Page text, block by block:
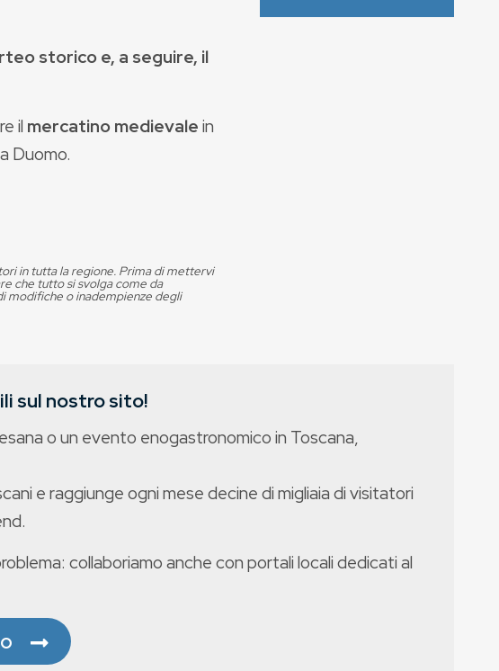
storico e, a seguire, il
il mercatino medievalein
Duomo.
in tutta la regione. Prima di mettervi
che tutto si svolga come da
modifiche o inadempienze degli
sul nostro sito!
o un evento enogastronomico in Toscana,
e raggiunge ogni mese decine di migliaia di visitatori
collaboriamo anche con portali locali dedicati al